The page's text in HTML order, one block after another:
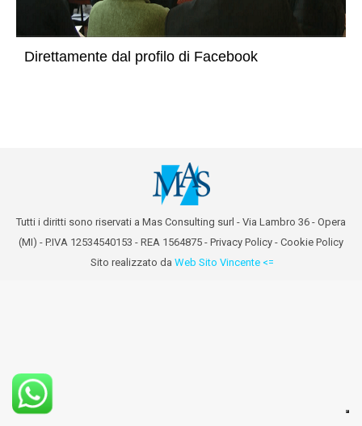
Direttamente dal profilo di Facebook
Tutti i diritti sono riservati a Mas Consulting surl - Via Lambro 36 - Opera
(MI) - P.IVA 12534540153 - REA 1564875 - Privacy Policy - Cookie Policy
Sito realizzato da Web Sito Vincente <=